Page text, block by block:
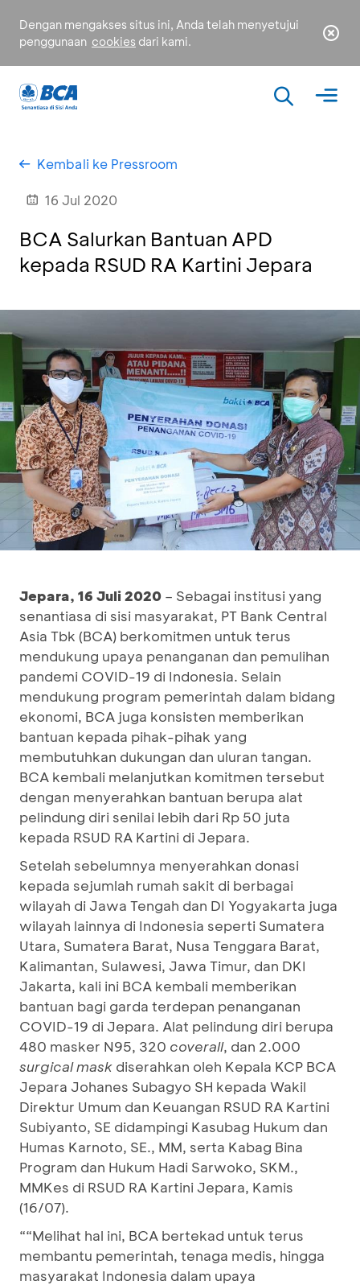
Dengan mengakses situs ini, Anda telah menyetujui
penggunaan cookies dari kami.
Kembali ke Pressroom
16 Jul 2020
BCA Salurkan Bantuan APD
kepada RSUD RA Kartini Jepara
Jepara, 16 Juli 2020 – Sebagai institusi yang
senantiasa di sisi masyarakat, PT Bank Central
Asia Tbk (BCA) berkomitmen untuk terus
mendukung upaya penanganan dan pemulihan
pandemi COVID-19 di Indonesia. Selain
mendukung program pemerintah dalam bidang
ekonomi, BCA juga konsisten memberikan
bantuan kepada pihak-pihak yang
membutuhkan dukungan dan uluran tangan.
BCA kembali melanjutkan komitmen tersebut
dengan menyerahkan bantuan berupa alat
pelindung diri senilai lebih dari Rp 50 juta
kepada RSUD RA Kartini di Jepara.
Setelah sebelumnya menyerahkan donasi
kepada sejumlah rumah sakit di berbagai
wilayah di Jawa Tengah dan DI Yogyakarta juga
wilayah lainnya di Indonesia seperti Sumatera
Utara, Sumatera Barat, Nusa Tenggara Barat,
Kalimantan, Sulawesi, Jawa Timur, dan DKI
Jakarta, kali ini BCA kembali memberikan
bantuan bagi garda terdepan penanganan
COVID-19 di Jepara. Alat pelindung diri berupa
480 masker N95, 320 coverall, dan 2.000
surgical mask diserahkan oleh Kepala KCP BCA
Jepara Johanes Subagyo SH kepada Wakil
Direktur Umum dan Keuangan RSUD RA Kartini
Subiyanto, SE didampingi Kasubag Hukum dan
Humas Karnoto, SE., MM, serta Kabag Bina
Program dan Hukum Hadi Sarwoko, SKM.,
MMKes di RSUD RA Kartini Jepara, Kamis
(16/07).
““Melihat hal ini, BCA bertekad untuk terus
membantu pemerintah, tenaga medis, hingga
masyarakat Indonesia dalam upaya